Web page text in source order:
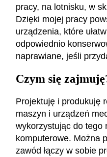
pracy, na lotnisku, w
Dzięki mojej pracy
urządzenia, które
odpowiednio
naprawiane, jeśli
Czym się
Projektuję i produkuję
maszyn i urządzeń
wykorzystując do tego
komputerowe. Można
zawód łączy w sobie